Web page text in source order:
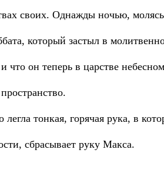
своих. Однажды ночью,
который застыл в
он теперь в царстве
тонкая, горячая рука, в
сбрасывает руку Макса.